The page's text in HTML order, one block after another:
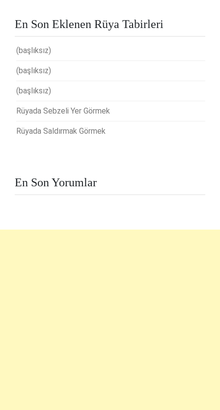
En Son Eklenen Rüya Tabirleri
(başlıksız)
(başlıksız)
(başlıksız)
Rüyada Sebzeli Yer Görmek
Rüyada Saldırmak Görmek
En Son Yorumlar